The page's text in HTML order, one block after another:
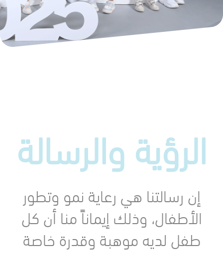
الرؤية والرسالة
إن رسالتنا هي رعاية نمو وتطور
الأطفال، وذلك إيماناً منا أن كل
طفل لديه موهبة وقدرة خاصة